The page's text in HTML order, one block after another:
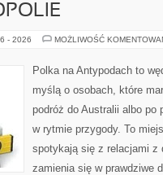
- 2026 MOŻLIWOŚĆ
Polka na Antypodach to
myślą o osobach, które
podróż do Australii albo po
w rytmie przygody. To
spotykają się z relacjami z
zamienia się w prawdziwe